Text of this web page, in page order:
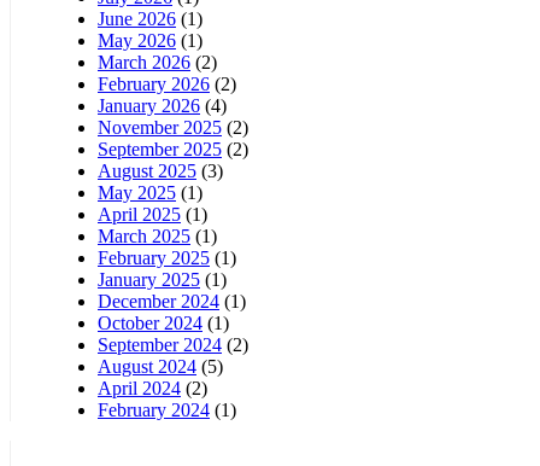
June 2026 (1)
May 2026 (1)
March 2026 (2)
February 2026 (2)
January 2026 (4)
November 2025 (2)
September 2025 (2)
August 2025 (3)
May 2025 (1)
April 2025 (1)
March 2025 (1)
February 2025 (1)
January 2025 (1)
December 2024 (1)
October 2024 (1)
September 2024 (2)
August 2024 (5)
April 2024 (2)
February 2024 (1)